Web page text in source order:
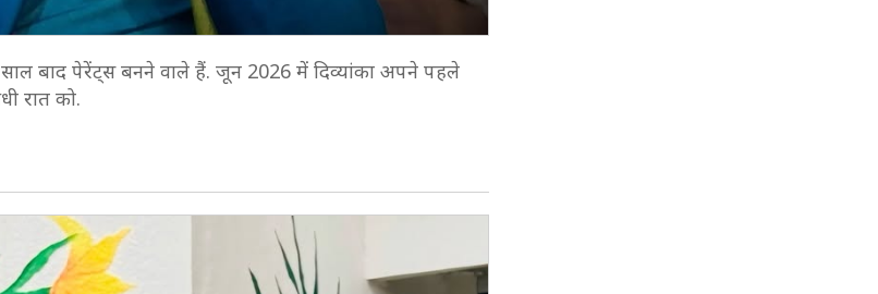
साल बाद पेरेंट्स बनने वाले हैं. जून 2026 में दिव्यांका अपने पहले
रात को.